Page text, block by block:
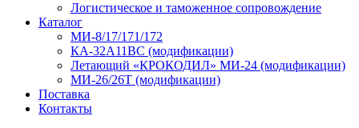
Логистическое и таможенное сопровождение
Каталог
МИ-8/17/171/172
КА-32А11ВС (модификации)
Летающий «КРОКОДИЛ» МИ-24 (модификации)
МИ-26/26Т (модификации)
Поставка
Контакты